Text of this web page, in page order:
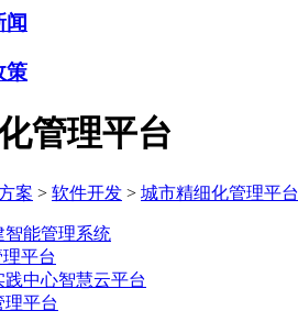
闻
策
管理平台
案 > 软件开发 > 城市精细化管理平台
智能管理系统
平台
中心智慧云平台
理平台